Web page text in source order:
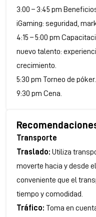
3:00 – 3:45 pm
iGaming: seguridad,
4:15 – 5:00 pm
nuevo talento:
crecimiento.
5:30 pm Torneo de póker.
9:30 pm Cena.
Transporte
Traslado: Utiliza
moverte hacia y desde
conveniente que el
tiempo y comodidad.
Tráfico: Toma en